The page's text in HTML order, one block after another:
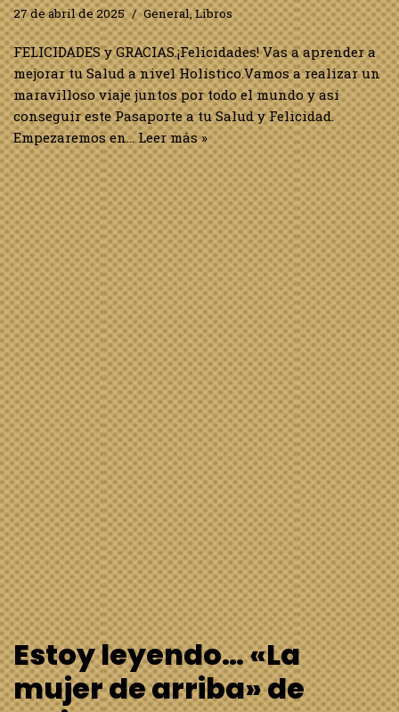
27 de abril de 2025 General,Libros
FELICIDADES y GRACIAS.¡Felicidades! Vas a aprender a
mejorar tu Salud a nivel Holístico.Vamos a realizar un
maravilloso viaje juntos por todo el mundo y así
conseguir este Pasaporte a tu Salud y Felicidad.
Empezaremos en…Leer más »
Estoy leyendo… «La
mujer de arriba» de
Freida McFadden
10 de abril de 2025 General,Libros
Sinopsis: Victoria Barnett lo tiene todo. Una brillante
carrera como enfermera. Un marido guapo y cariñoso.
Un bonito hogar en las afueras y el sueño de llenarlo
de niños. La vida es perfecta… o eso…Leer más »
Estoy leyendo…»365
meditaciones» de Rosa
Domingo
28 de marzo de 2025 General,Libros